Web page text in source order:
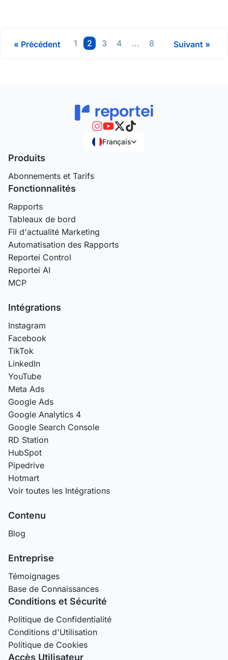
« Précédent
1
2
3
4
…
8
Suivant »
Français
Produits
Abonnements et Tarifs
Fonctionnalités
Rapports
Tableaux de bord
Fil d'actualité Marketing
Automatisation des Rapports
Reportei Control
Reportei AI
MCP
Intégrations
Instagram
Facebook
TikTok
LinkedIn
YouTube
Meta Ads
Google Ads
Google Analytics 4
Google Search Console
RD Station
HubSpot
Pipedrive
Hotmart
Voir toutes les Intégrations
Contenu
Blog
Entreprise
Témoignages
Base de Connaissances
Conditions et Sécurité
Politique de Confidentialité
Conditions d'Utilisation
Politique de Cookies
Accès Utilisateur